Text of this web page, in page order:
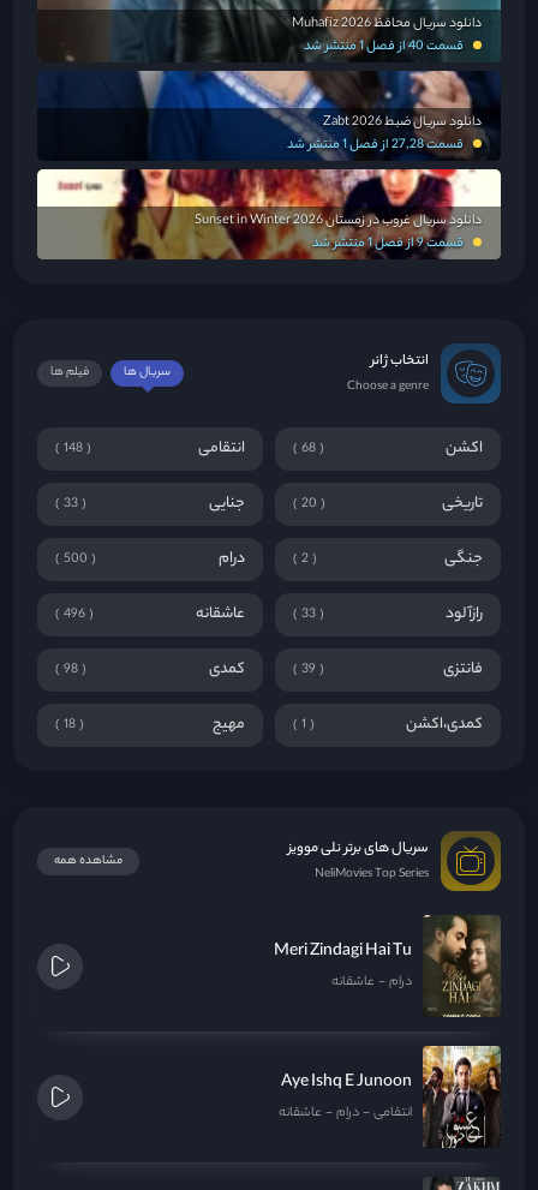
دانلود سریال محافظ Muhafiz 2026
قسمت 40 از فصل 1 منتشر شد
دانلود سریال ضبط Zabt 2026
قسمت 27,28 از فصل 1 منتشر شد
دانلود سریال غروب در زمستان Sunset in Winter 2026
قسمت 9 از فصل 1 منتشر شد
انتخاب ژانر
Choose a genre
فیلم ها سریال ها
اکشن 68 انتقامی 148
تاریخی 20 جنایی 33
جنگی 2 درام 500
رازآلود 33 عاشقانه 496
فانتزی 39 کمدی 98
کمدی،اکشن 1 مهیج 18
سریال های برتر نلی موویز
NeliMovies Top Series
مشاهده همه
Meri Zindagi Hai Tu
درام عاشقانه
Aye Ishq E Junoon
انتقامی درام عاشقانه